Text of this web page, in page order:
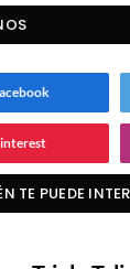
TE PUEDE